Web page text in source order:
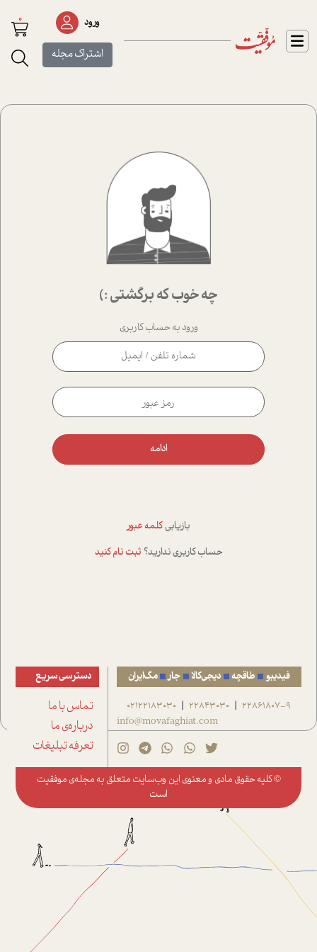
ورود
اشتراک مجله
0
چه خوب که برگشتی :)
ورود به حساب کاربری
ادامه
بازیابی کلمه عبور
حساب کاربری ندارید؟ ثبت نام کنید
فیدیبو طاقچه دیجی‌کالا جار مگ‌ایران
22861807-9
|
22843030
|
02122183030
info@movafaghiat.com
دسترسی سریع
تماس با ما
درباره‌ی ما
تعرفه تبلیغات
© کلیه حقوق مادی و معنوی این وب‌سایت متعلق به مجله‌ی موفقیت
است